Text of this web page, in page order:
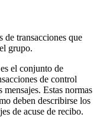
de transacciones que
grupo.
el conjunto de
de control
Estas normas
deben describirse los
de acuse de recibo.